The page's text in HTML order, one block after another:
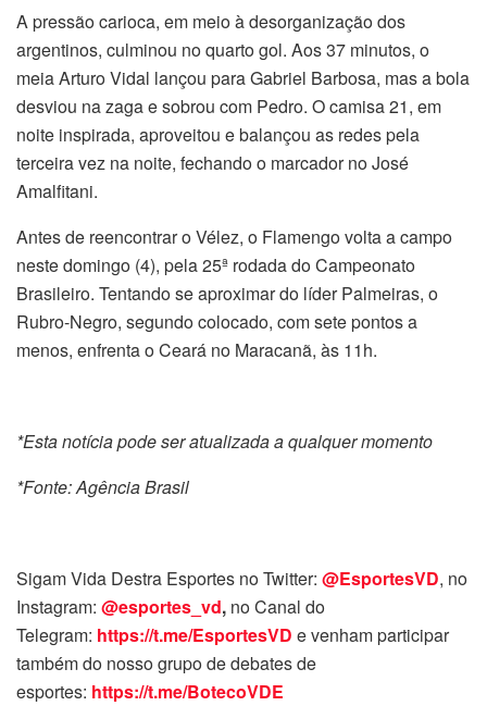
A pressão carioca, em meio à desorganização dos
argentinos, culminou no quarto gol. Aos 37 minutos, o
meia Arturo Vidal lançou para Gabriel Barbosa, mas a bola
desviou na zaga e sobrou com Pedro. O camisa 21, em
noite inspirada, aproveitou e balançou as redes pela
terceira vez na noite, fechando o marcador no José
Amalfitani.
Antes de reencontrar o Vélez, o Flamengo volta a campo
neste domingo (4), pela 25ª rodada do Campeonato
Brasileiro. Tentando se aproximar do líder Palmeiras, o
Rubro-Negro, segundo colocado, com sete pontos a
menos, enfrenta o Ceará no Maracanã, às 11h.
*Esta notícia pode ser atualizada a qualquer momento
*Fonte: Agência Brasil
Sigam Vida Destra Esportes no Twitter: @EsportesVD, no
Instagram: @esportes_vd, no Canal do
Telegram: https://t.me/EsportesVD e venham participar
também do nosso grupo de debates de
esportes: https://t.me/BotecoVDE